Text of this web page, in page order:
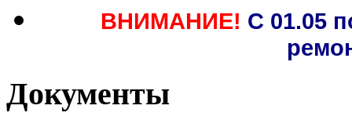
ВНИМАНИЕ! С 01.05
Документы